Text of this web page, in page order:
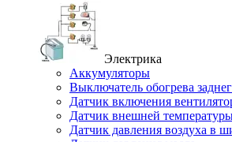
Электрика
Аккумуляторы
Выключатель обогрева
Датчик включения
Датчик внешней
Датчик давления воздуха в